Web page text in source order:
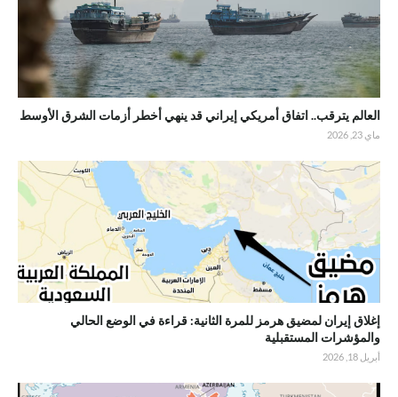
العالم يترقب.. اتفاق أمريكي إيراني قد ينهي أخطر أزمات الشرق الأوسط
ماي 23, 2026
إغلاق إيران لمضيق هرمز للمرة الثانية: قراءة في الوضع الحالي
والمؤشرات المستقبلية
أبريل 18, 2026